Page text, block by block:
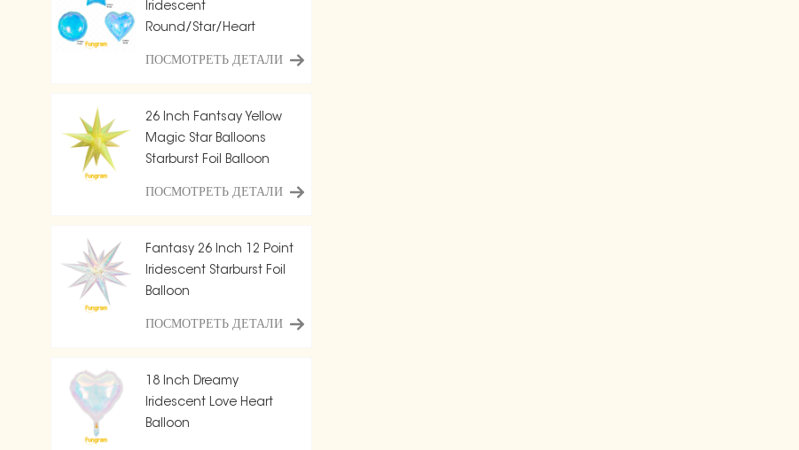
Iridescent
Round/Star/Heart
ПОСМОТРЕТЬ ДЕТАЛИ
26 Inch Fantsay Yellow
Magic Star Balloons
Starburst Foil Balloon
ПОСМОТРЕТЬ ДЕТАЛИ
Fantasy 26 Inch 12 Point
Iridescent Starburst Foil
Balloon
ПОСМОТРЕТЬ ДЕТАЛИ
18 Inch Dreamy
Iridescent Love Heart
Balloon